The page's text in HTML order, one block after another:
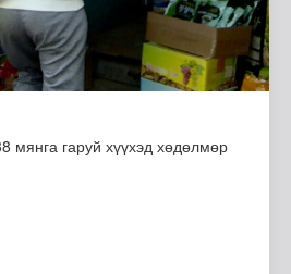
мянга гаруй хүүхэд хөдөлмөр